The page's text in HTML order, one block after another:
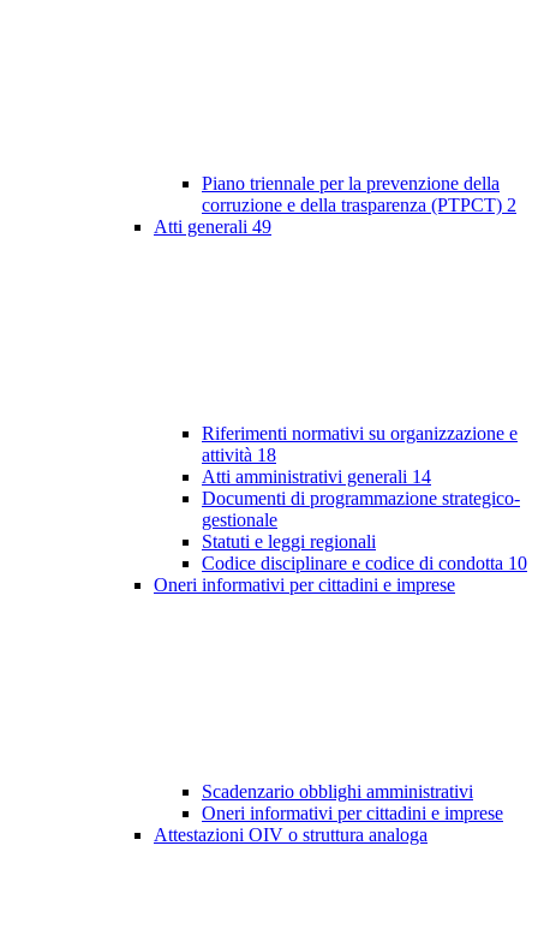
Piano triennale per la prevenzione della
corruzione e della trasparenza (PTPCT) 2
Atti generali 49
Riferimenti normativi su organizzazione e
attività 18
Atti amministrativi generali 14
Documenti di programmazione strategico-
gestionale
Statuti e leggi regionali
Codice disciplinare e codice di condotta 10
Oneri informativi per cittadini e imprese
Scadenzario obblighi amministrativi
Oneri informativi per cittadini e imprese
Attestazioni OIV o struttura analoga